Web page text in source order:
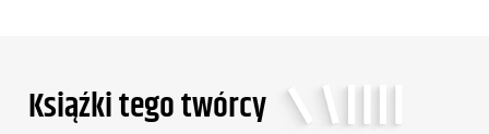
Ksiąźki tego twórcy